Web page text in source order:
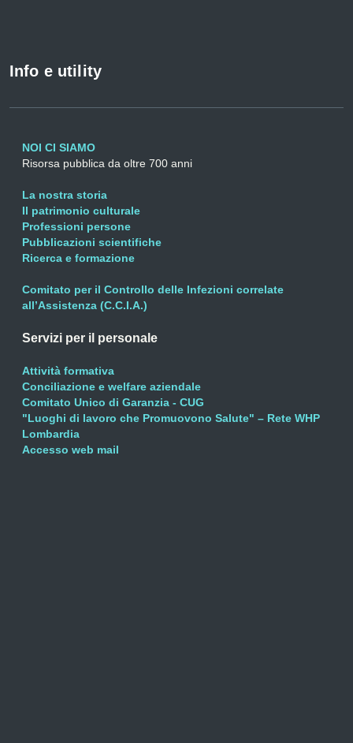
Info e utility
NOI CI SIAMO
Risorsa pubblica da oltre 700 anni
La nostra storia
Il patrimonio culturale
Professioni persone
Pubblicazioni scientifiche
Ricerca e formazione
Comitato per il Controllo delle Infezioni correlate
all’Assistenza (C.C.I.A.)
Servizi per il personale
Attività formativa
Conciliazione e welfare aziendale
Comitato Unico di Garanzia - CUG
"Luoghi di lavoro che Promuovono Salute" – Rete WHP
Lombardia
Accesso web mail